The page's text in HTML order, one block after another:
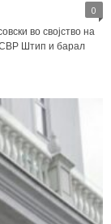
0
во својство на
СВР Штип и барал